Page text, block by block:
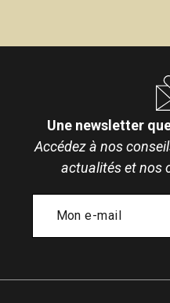
Une newsletter
Accédez à nos
actualités et nos